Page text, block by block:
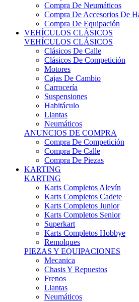
Compra De Accesorios De
Compra De Equipación
VEHÍCULOS CLÁSICOS
VEHÍCULOS CLÁSICOS
Clásicos De Calle
Clásicos De Competición
Motores
Cajas De Cambio
Carrocería
Suspensiones
Habitáculo
Llantas
Neumáticos
ANUNCIOS DE COMPRA
Compra De Competición
Compra De Calle
Compra De Piezas
KARTING
KARTING
Karts Completos Alevín
Karts Completos Cadete
Karts Completos Junior
Karts Completos Senior
Superkart
Karts Completos Hobbye
Remolques
PIEZAS Y EQUIPACIONES
Mecanica
Chasis Y Repuestos
Frenos
Llantas
Neumáticos
Equipación Adultos